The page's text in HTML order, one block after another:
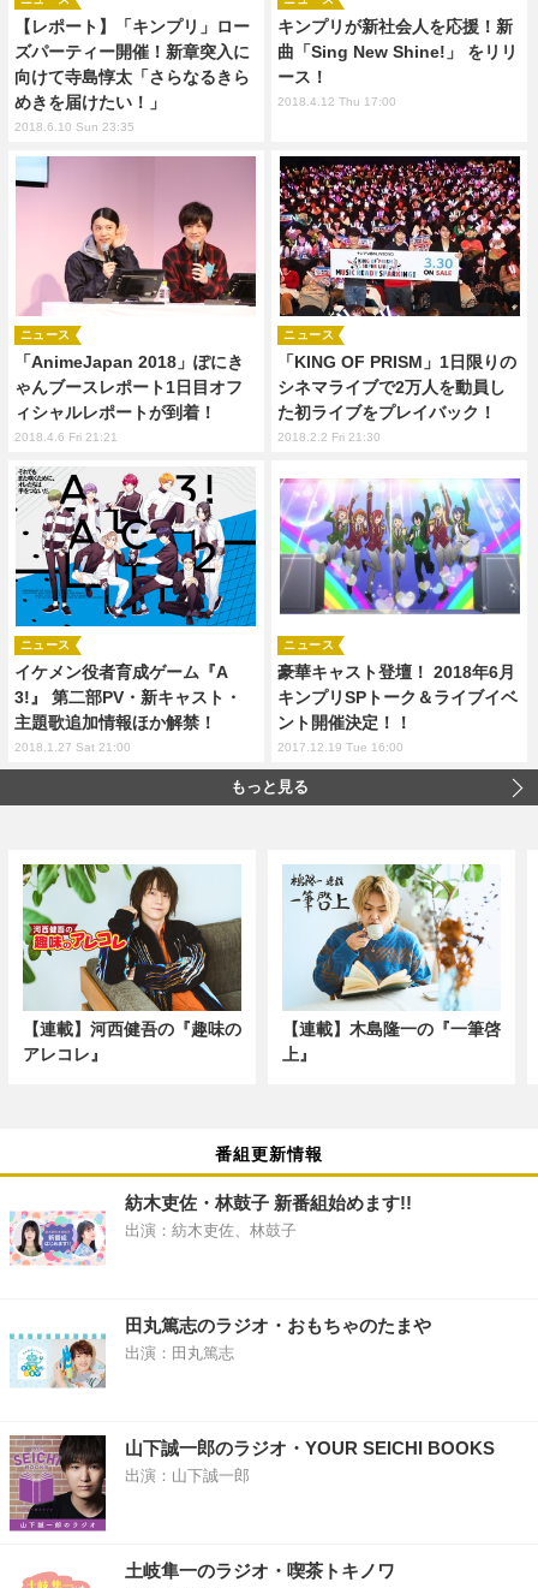
【レポート】「キンプリ」ロー
ズパーティー開催！新章突入に
向けて寺島惇太「さらなるきら
めきを届けたい！」
2018.6.10 Sun 23:35
キンプリが新社会人を応援！新
曲「Sing New Shine!」 をリリ
ース！
2018.4.12 Thu 17:00
「AnimeJapan 2018」ぽにき
ゃんブースレポート1日目オフ
ィシャルレポートが到着！
ニュース
2018.4.6 Fri 21:21
「KING OF PRISM」1日限りの
シネマライブで2万人を動員し
た初ライブをプレイバック！
ニュース
2018.2.2 Fri 21:30
イケメン役者育成ゲーム『A
3!』 第二部PV・新キャスト・
主題歌追加情報ほか解禁！
ニュース
2018.1.27 Sat 21:00
豪華キャスト登壇！ 2018年6月
キンプリSPトーク＆ライブイベ
ント開催決定！！
ニュース
2017.12.19 Tue 16:00
もっと見る
【連載】河西健吾の『趣味の
アレコレ』
【連載】木島隆一の『一筆啓
上』
番組更新情報
紡木吏佐・林鼓子 新番組始めます!!
出演：紡木吏佐、林鼓子
田丸篤志のラジオ・おもちゃのたまや
出演：田丸篤志
山下誠一郎のラジオ・YOUR SEICHI BOOKS
出演：山下誠一郎
土岐隼一のラジオ・喫茶トキノワ